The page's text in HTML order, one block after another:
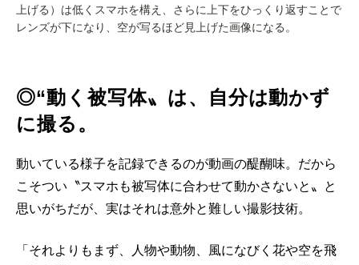
上げる）は低くスマホを構え、さらに上下をひっくり返すことで
レンズが下になり、空が写るほど見上げた画像になる。
◎“動く被写体〟は、自分は動かず
に撮る。
動いている様子を記録できるのが動画の醍醐味。だから
こそつい〝スマホも被写体に合わせて動かさないと〟と
思いがちだが、実はそれは意外と難しい撮影技術。
「それよりもまず、人物や動物、風になびく花や空を飛